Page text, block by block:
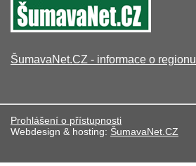
ŠumavaNet.CZ - informace o regionu
Prohlášení o přístupnosti
Webdesign & hosting: ŠumavaNet.CZ